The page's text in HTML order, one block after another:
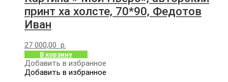
принт ха холсте, 70*90, Федотов
Иван
27 000,00 р.
В корзину
Добавить в избранное
Добавить в избранное